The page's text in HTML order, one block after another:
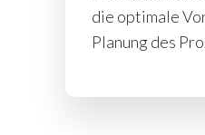
die optimale
Planung des